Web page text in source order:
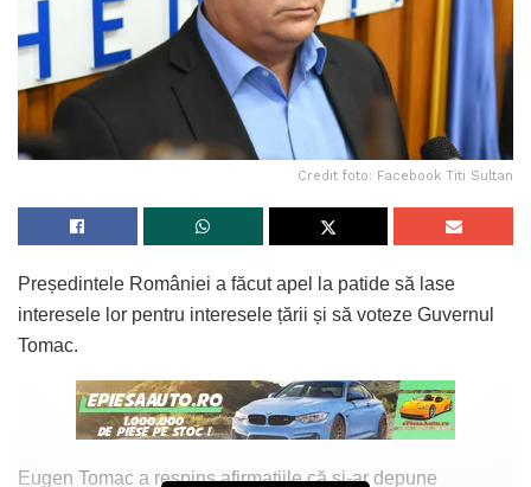
Credit foto: Facebook Titi Sultan
Președintele României a făcut apel la patide să lase
interesele lor pentru interesele țării și să voteze Guvernul
Tomac.
Eugen Tomac a respins afirmațiile că și-ar depune